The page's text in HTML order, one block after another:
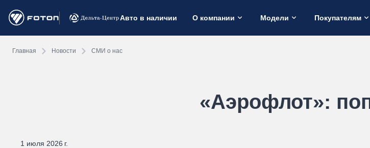
Авто в наличии О компании Модели Покупателям
Главная Новости СМИ о нас
«Аэрофлот»:
1 июля 2026 г.